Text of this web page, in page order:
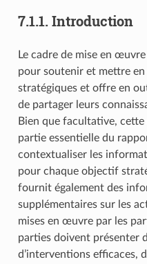
7.1.1. Introduction
Le cadre de mise en
pour soutenir et mettre
stratégiques et offre en
de partager leurs
Bien que facultative,
partie essentielle du
contextualiser les
pour chaque objectif
fournit également des
supplémentaires sur les
mises en œuvre par les
parties doivent présenter
d’interventions efficaces,